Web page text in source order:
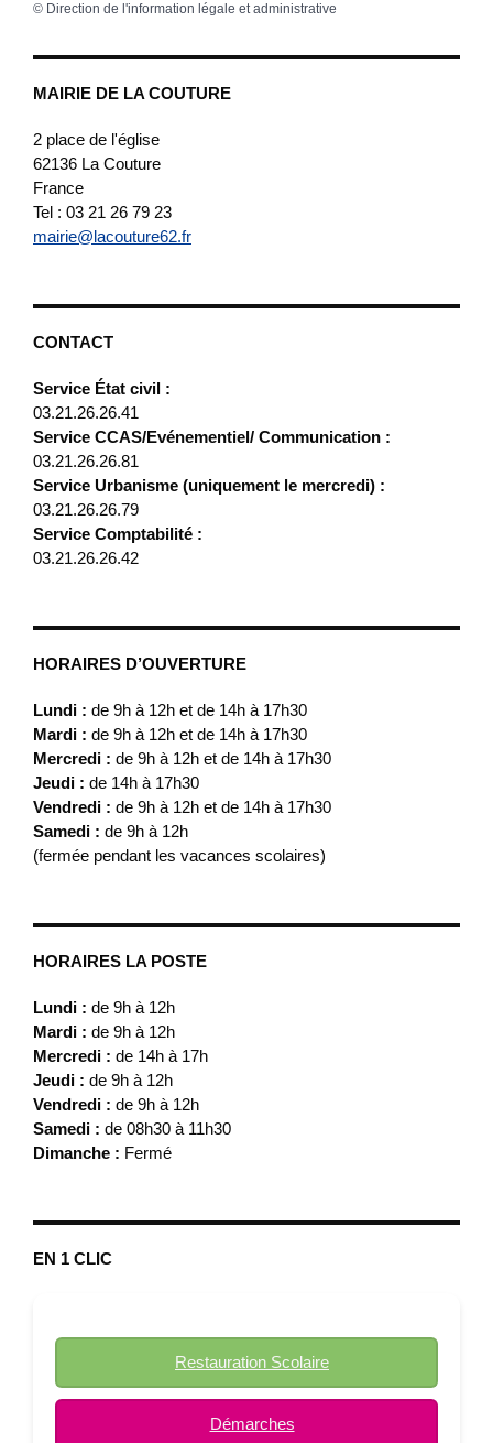
MAIRIE DE LA COUTURE
2 place de l'église
62136 La Couture
France
Tel : 03 21 26 79 23
mairie@lacouture62.fr
CONTACT
Service État civil :
03.21.26.26.41
Service CCAS/Evénementiel/ Communication :
03.21.26.26.81
Service Urbanisme (uniquement le mercredi) :
03.21.26.26.79
Service Comptabilité :
03.21.26.26.42
HORAIRES D’OUVERTURE
Lundi : de 9h à 12h et de 14h à 17h30
Mardi : de 9h à 12h et de 14h à 17h30
Mercredi : de 9h à 12h et de 14h à 17h30
Jeudi : de 14h à 17h30
Vendredi : de 9h à 12h et de 14h à 17h30
Samedi : de 9h à 12h
(fermée pendant les vacances scolaires)
HORAIRES LA POSTE
Lundi : de 9h à 12h
Mardi : de 9h à 12h
Mercredi : de 14h à 17h
Jeudi : de 9h à 12h
Vendredi : de 9h à 12h
Samedi : de 08h30 à 11h30
Dimanche : Fermé
EN 1 CLIC
Restauration Scolaire
Démarches
© Direction de l'information légale et administrative